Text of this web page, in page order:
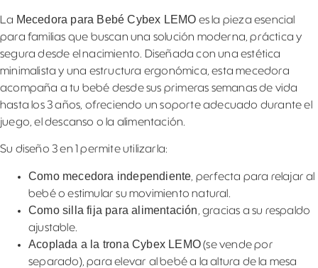
La Mecedora para Bebé Cybex LEMO es la pieza esencial
para familias que buscan una solución moderna, práctica y
segura desde el nacimiento. Diseñada con una estética
minimalista y una estructura ergonómica, esta mecedora
acompaña a tu bebé desde sus primeras semanas de vida
hasta los 3 años, ofreciendo un soporte adecuado durante el
juego, el descanso o la alimentación.
Su diseño 3 en 1 permite utilizarla:
Como mecedora independiente , perfecta para relajar al
bebé o estimular su movimiento natural.
Como silla fija para alimentación , gracias a su respaldo
ajustable.
Acoplada a la trona Cybex LEMO(se vende por
separado), para elevar al bebé a la altura de la mesa